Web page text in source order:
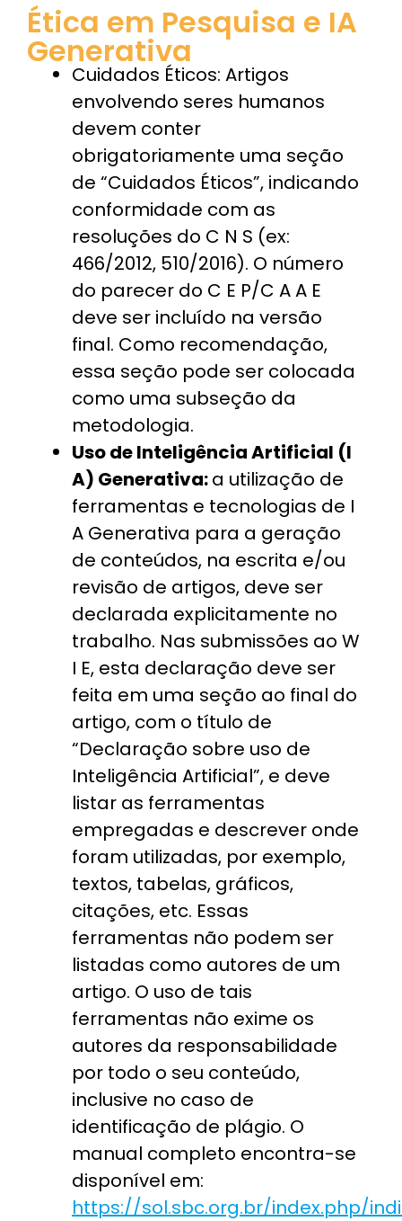
Ética em Pesquisa e IA
Generativa
Cuidados Éticos: Artigos
envolvendo seres humanos
devem conter
obrigatoriamente uma seção
de “Cuidados Éticos”, indicando
conformidade com as
resoluções do C N S (ex:
466/2012, 510/2016). O número
do parecer do C E P/C A A E
deve ser incluído na versão
final. Como recomendação,
essa seção pode ser colocada
como uma subseção da
metodologia.
Uso de Inteligência Artificial (I
A) Generativa:a utilização de
ferramentas e tecnologias de I
A Generativa para a geração
de conteúdos, na escrita e/ou
revisão de artigos, deve ser
declarada explicitamente no
trabalho. Nas submissões ao W
I E, esta declaração deve ser
feita em uma seção ao final do
artigo, com o título de
“Declaração sobre uso de
Inteligência Artificial”, e deve
listar as ferramentas
empregadas e descrever onde
foram utilizadas, por exemplo,
textos, tabelas, gráficos,
citações, etc. Essas
ferramentas não podem ser
listadas como autores de um
artigo. O uso de tais
ferramentas não exime os
autores da responsabilidade
por todo o seu conteúdo,
inclusive no caso de
identificação de plágio. O
manual completo encontra-se
disponível em:
https://sol.sbc.org.br/index.php/